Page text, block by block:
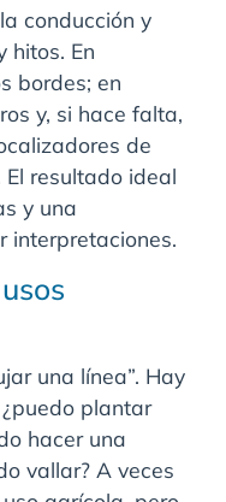
conducción y
hitos. En
bordes; en
y, si hace falta,
de
resultado ideal
y una
interpretaciones.
una línea”. Hay
plantar
hacer una
vallar? A veces